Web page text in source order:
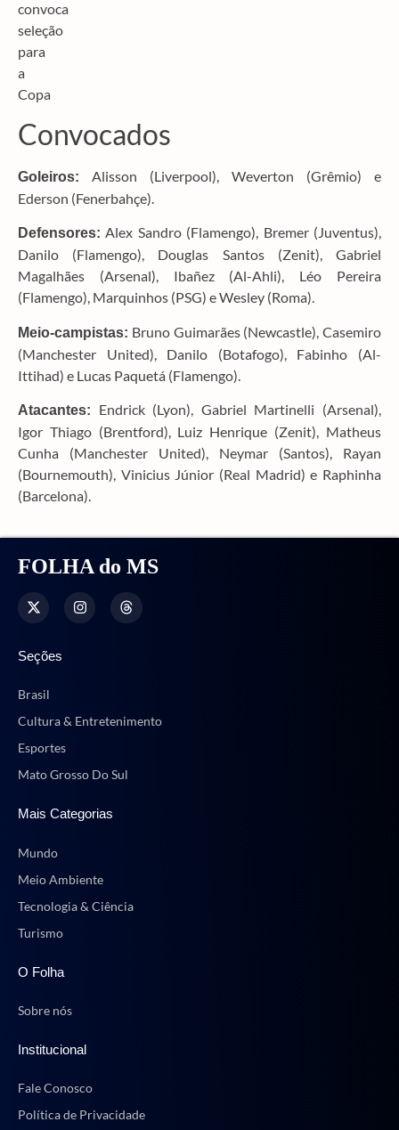
Convocados
Goleiros:
Alisson (Liverpool), Weverton (Grêmio) e
Ederson (Fenerbahçe).
Defensores: Alex Sandro (Flamengo), Bremer (Juventus),
Danilo (Flamengo), Douglas Santos (Zenit), Gabriel
Magalhães (Arsenal), Ibañez (Al-Ahli), Léo Pereira
(Flamengo), Marquinhos (PSG) e Wesley (Roma).
Meio-campistas: Bruno Guimarães (Newcastle), Casemiro
(Manchester United), Danilo (Botafogo), Fabinho (Al-
Ittihad) e Lucas Paquetá (Flamengo).
Atacantes:
Endrick (Lyon), Gabriel Martinelli (Arsenal),
Igor Thiago (Brentford), Luiz Henrique (Zenit), Matheus
Cunha (Manchester United), Neymar (Santos), Rayan
(Bournemouth), Vinicius Júnior (Real Madrid) e Raphinha
(Barcelona).
FOLHA do MS
Seções
Brasil
Cultura & Entretenimento
Esportes
Mato Grosso Do Sul
Mais Categorias
Mundo
Meio Ambiente
Tecnologia & Ciência
Turismo
O Folha
Sobre nós
Institucional
Fale Conosco
Política de Privacidade